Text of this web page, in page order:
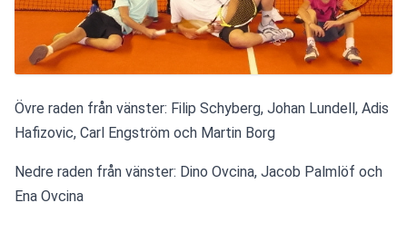
Övre raden från vänster: Filip Schyberg, Johan Lundell, Adis
Hafizovic, Carl Engström och Martin Borg
Nedre raden från vänster: Dino Ovcina, Jacob Palmlöf och
Ena Ovcina